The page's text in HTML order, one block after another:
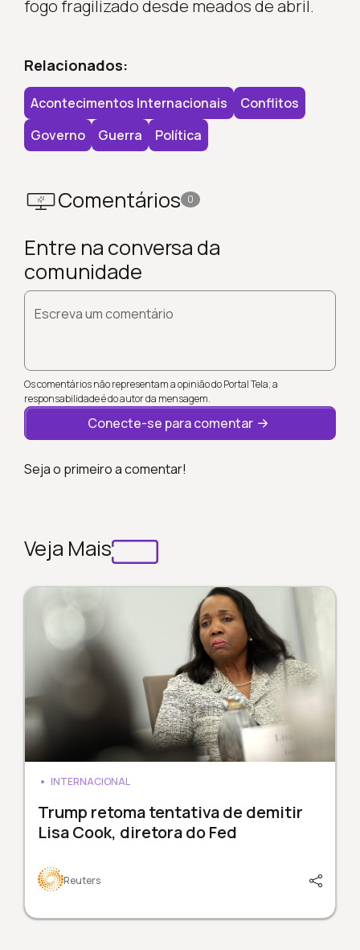
fogo fragilizado desde meados de abril.
Relacionados:
Acontecimentos Internacionais
Conflitos
Governo
Guerra Política
Comentários 0
Entre na conversa da
comunidade
Escreva um comentário
Os comentários não representam a opinião do Portal Tela; a
responsabilidade é do autor da mensagem.
Conecte-se para comentar
Seja o primeiro a comentar!
Veja Mais
INTERNACIONAL
Trump retoma tentativa de demitir
Lisa Cook, diretora do Fed
Reuters